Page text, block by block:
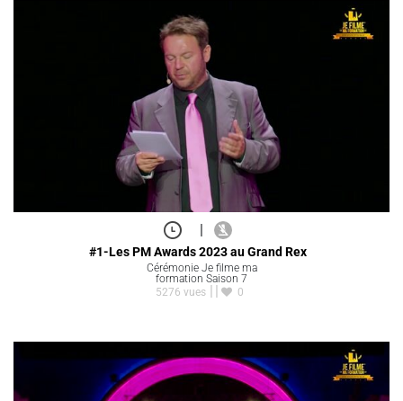
|
#1-Les PM Awards 2023 au Grand Rex
Cérémonie Je filme ma
formation Saison 7
5276 vues
0